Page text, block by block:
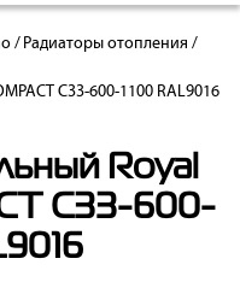
/ Радиаторы отопления /
C33-600-1100 RAL9016
Royal
C33-600-